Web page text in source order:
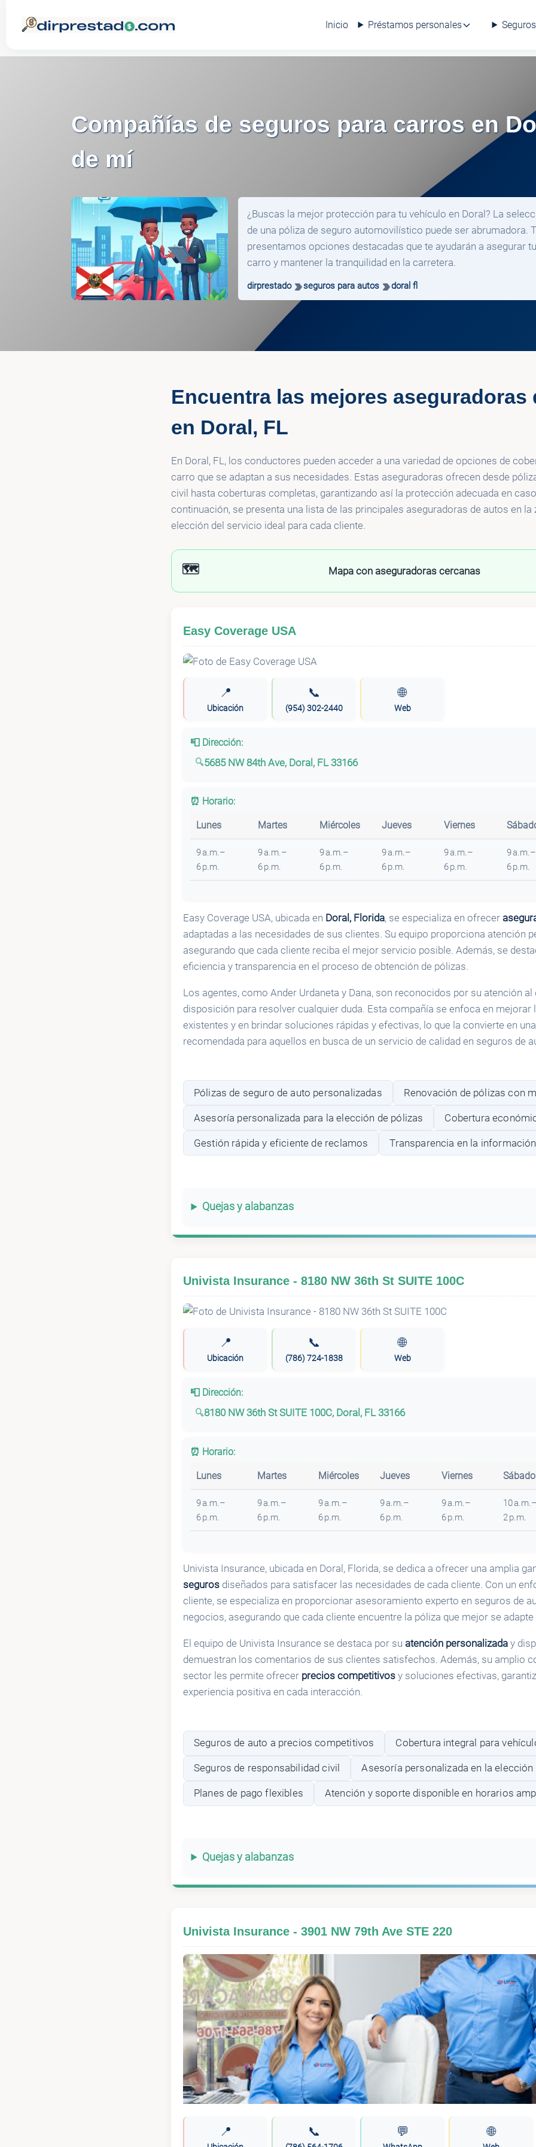
Inicio Préstamos personales
Compañías de seguros para carros en
de mí
¿Buscas la mejor protección para tu vehículo en Doral? La
de una póliza de seguro automovilístico puede ser abrumadora.
presentamos opciones destacadas que te ayudarán a asegurar
carro y mantener la tranquilidad en la carretera.
dirprestado seguros para autos doral fl
Encuentra las mejores aseguradoras
en Doral, FL
En Doral, FL, los conductores pueden acceder a una variedad de opciones de
carro que se adaptan a sus necesidades. Estas aseguradoras ofrecen desde
civil hasta coberturas completas, garantizando así la protección adecuada en
continuación, se presenta una lista de las principales aseguradoras de autos en la
elección del servicio ideal para cada cliente.
🗺️ Mapa con aseguradoras cercanas
Easy Coverage USA
📍
Ubicación
📞
(954) 302-2440
🌐
Web
📮 Dirección:
5685 NW 84th Ave, Doral, FL 33166
⏰ Horario:
Lunes Martes Miércoles Jueves Viernes
9 a.m.–
6 p.m.
9 a.m.–
6 p.m.
9 a.m.–
6 p.m.
9 a.m.–
6 p.m.
9 a.m.–
6 p.m.
9 a.m.–
6 p.m.
Easy Coverage USA, ubicada en Doral, Florida, se especializa en ofrecer
adaptadas a las necesidades de sus clientes. Su equipo proporciona atención
asegurando que cada cliente reciba el mejor servicio posible. Además, se
eficiencia y transparencia en el proceso de obtención de pólizas.
Los agentes, como Ander Urdaneta y Dana, son reconocidos por su atención al
disposición para resolver cualquier duda. Esta compañía se enfoca en mejorar
existentes y en brindar soluciones rápidas y efectivas, lo que la convierte en
recomendada para aquellos en busca de un servicio de calidad en seguros de
Pólizas de seguro de auto personalizadas Renovación de pólizas con
Asesoría personalizada para la elección de pólizas Cobertura
Gestión rápida y eficiente de reclamos Transparencia en la
Quejas y alabanzas
Univista Insurance - 8180 NW 36th St SUITE 100C
📍
Ubicación
📞
(786) 724-1838
🌐
Web
📮 Dirección:
8180 NW 36th St SUITE 100C, Doral, FL 33166
⏰ Horario:
Lunes Martes Miércoles Jueves Viernes Sábado
9 a.m.–
6 p.m.
9 a.m.–
6 p.m.
9 a.m.–
6 p.m.
9 a.m.–
6 p.m.
9 a.m.–
6 p.m.
10
2 p.m.
Univista Insurance, ubicada en Doral, Florida, se dedica a ofrecer una amplia
segurosdiseñados para satisfacer las necesidades de cada cliente. Con un
cliente, se especializa en proporcionar asesoramiento experto en seguros de
negocios, asegurando que cada cliente encuentre la póliza que mejor se
El equipo de Univista Insurance se destaca por su atención personalizaday
demuestran los comentarios de sus clientes satisfechos. Además, su amplio
sector les permite ofrecer precios competitivosy soluciones efectivas,
experiencia positiva en cada interacción.
Seguros de auto a precios competitivos Cobertura integral para
Seguros de responsabilidad civil Asesoría personalizada en la elección
Planes de pago flexibles Atención y soporte disponible en horarios
Quejas y alabanzas
Univista Insurance - 3901 NW 79th Ave STE 220
📍 📞 💬 🌐